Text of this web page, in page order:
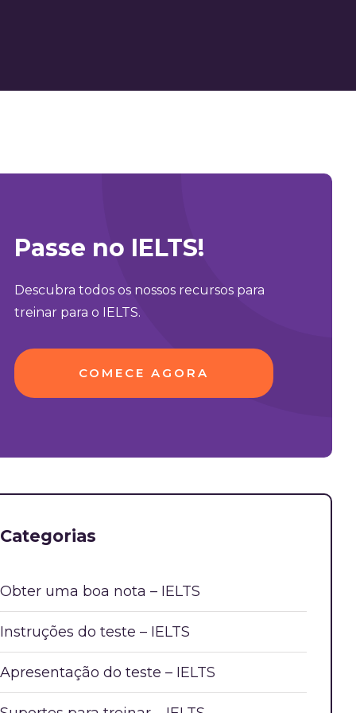
Passe no IELTS!
Descubra todos os nossos recursos para
treinar para o IELTS.
COMECE AGORA
Categorias
Obter uma boa nota – IELTS
Instruções do teste – IELTS
Apresentação do teste – IELTS